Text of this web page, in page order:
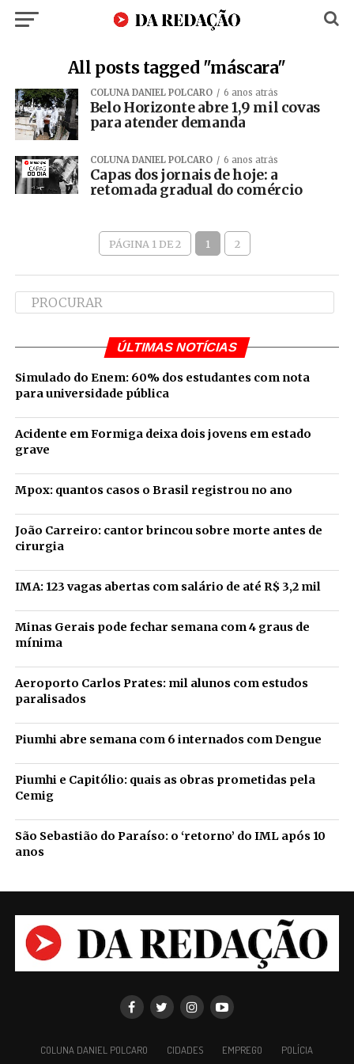
All posts tagged "máscara"
COLUNA DANIEL POLCARO 6 anos atrás
Belo Horizonte abre 1,9 mil covas
para atender demanda
COLUNA DANIEL POLCARO 6 anos atrás
Capas dos jornais de hoje: a
retomada gradual do comércio
PÁGINA 1 DE 2 1 2
ÚLTIMAS NOTÍCIAS
Simulado do Enem: 60% dos estudantes com nota
para universidade pública
Acidente em Formiga deixa dois jovens em estado
grave
Mpox: quantos casos o Brasil registrou no ano
João Carreiro: cantor brincou sobre morte antes de
cirurgia
IMA: 123 vagas abertas com salário de até R$ 3,2 mil
Minas Gerais pode fechar semana com 4 graus de
mínima
Aeroporto Carlos Prates: mil alunos com estudos
paralisados
Piumhi abre semana com 6 internados com Dengue
Piumhi e Capitólio: quais as obras prometidas pela
Cemig
São Sebastião do Paraíso: o ‘retorno’ do IML após 10
anos
COLUNA DANIEL POLCARO CIDADES EMPREGO POLÍCIA